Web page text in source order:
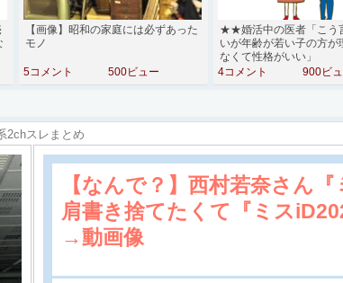
【画像】昭和の家庭には必ずあった
モノ
5コメント 500ビュー
★★婚活中の医者「こう
いが年齢が若い子の方が
なくて性格がいい」
4コメント
900ビ
2chスレまとめ
【なんで？】西村若奈さん
肩書き捨てたくて『ミス
→動画像